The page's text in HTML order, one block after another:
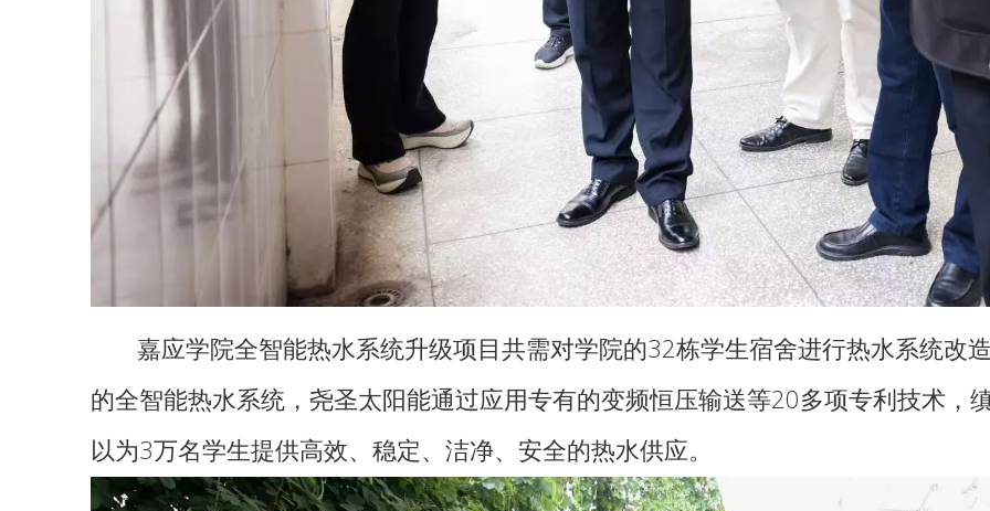
嘉应学院全智能热水系统升级项目共需对学院的32栋学生宿舍进行热水系统改
的全智能热水系统，尧圣太阳能通过应用专有的变频恒压输送等20多项专利技术，
以为3万名学生提供高效、稳定、洁净、安全的热水供应。